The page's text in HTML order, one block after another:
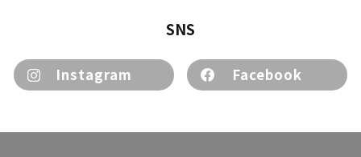
SNS
Instagram Facebook